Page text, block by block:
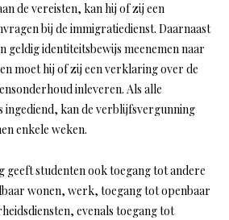
de vereisten, kan hij of zij een
bij de immigratiedienst. Daarnaast
geldig identiteitsbewijs meenemen naar
moet hij of zij een verklaring over de
inleveren. Als alle
ingediend, kan de verblijfsvergunning
enkele weken.
geeft studenten ook toegang tot andere
wonen, werk, toegang tot openbaar
evenals toegang tot